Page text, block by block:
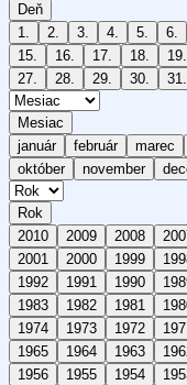
Deň
1.
2. 3. 4. 5. 6.
15.
16. 17. 18. 19.
27.
28. 29. 30. 31.
Mesiac
január
február marec
október
november
Rok
2010
2009 2008
2001
2000 1999
1992
1991 1990
1983
1982 1981
1974
1973 1972
1965
1964 1963
1956
1955 1954